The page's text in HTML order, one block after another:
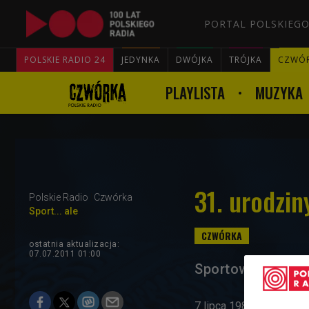
PORTAL
POLSKIE RADIO 24 JEDYNKA DWÓJKA TRÓJKA
PLAYLISTA MUZYKA
Polskie Radio
Czwórka
Sport... ale
31.
ostatnia aktualizacja:
07.07.2011 01:00
Sportowy
7 lipca 1980 roku